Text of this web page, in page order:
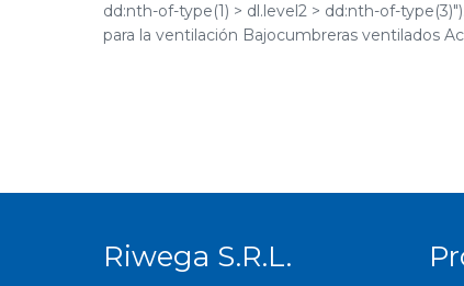
dd:nth-of-type(1) > dl.level2 > dd:nth-of-
para la ventilación Bajocumbreras ventilados
Riwega S.r.l.